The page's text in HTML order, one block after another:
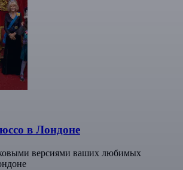
в Лондоне
версиями ваших любимых